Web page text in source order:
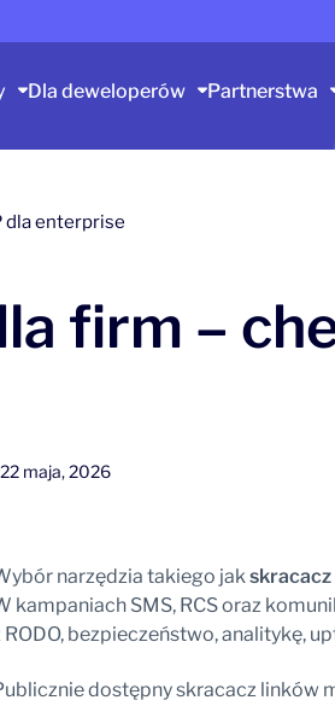
Dla deweloperów Partnerstwa
dla enterprise
firm –
22 maja, 2026
narzędzia takiego jak
kampaniach SMS, RCS oraz
RODO, bezpieczeństwo, analitykę,
dostępny skracacz linków